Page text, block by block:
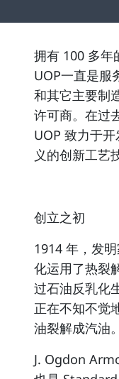
拥有 100 多年
UOP一直是服
和其它主要制
许可商。在过
UOP 致力于
义的创新工艺
创立之初
1914 年，发
化运用了热裂
过石油反乳化
正在不知不觉
油裂解成汽油。
J. Ogdon